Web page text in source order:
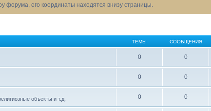
форума, его координаты находятся внизу страницы.
ТЕМЫ СООБЩЕНИЯ
0 0
0 0
объекты и т.д. 0 0